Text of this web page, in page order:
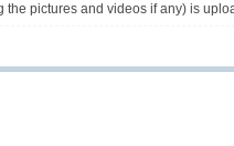
the pictures and videos if any) is